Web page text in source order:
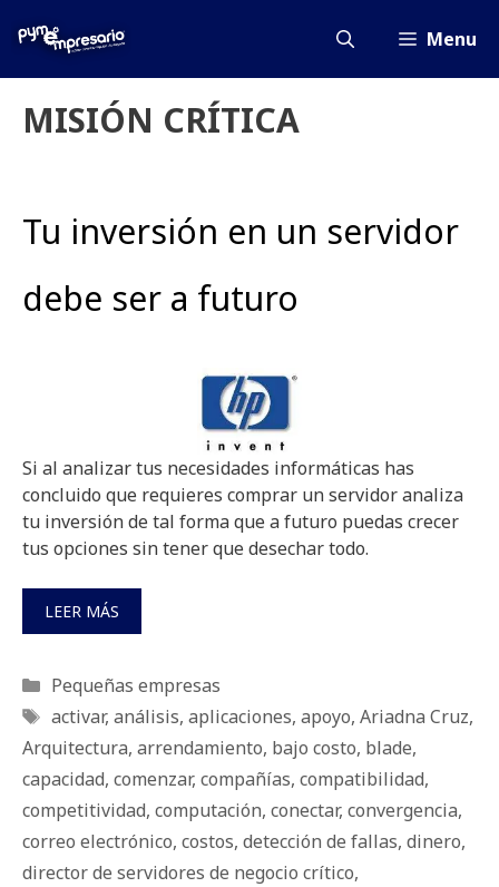
Menu
MISIÓN CRÍTICA
Tu inversión en un servidor
debe ser a futuro
Si al analizar tus necesidades informáticas has
concluido que requieres comprar un servidor analiza
tu inversión de tal forma que a futuro puedas crecer
tus opciones sin tener que desechar todo.
LEER MÁS
Categorías
Pequeñas empresas
Etiquetas
activar, análisis, aplicaciones, apoyo, Ariadna Cruz,
Arquitectura, arrendamiento, bajo costo, blade,
capacidad, comenzar, compañías, compatibilidad,
competitividad, computación, conectar, convergencia,
correo electrónico, costos, detección de fallas, dinero,
director de servidores de negocio crítico,